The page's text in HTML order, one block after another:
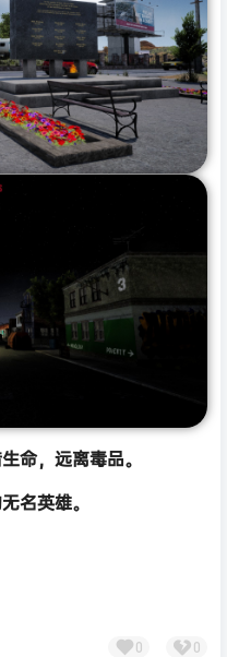
命，远离毒品。
名英雄。
0 0